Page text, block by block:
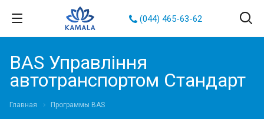
(044) 465-63-62
BAS Управління
автотранспортом Стандарт
Главная Программы BAS